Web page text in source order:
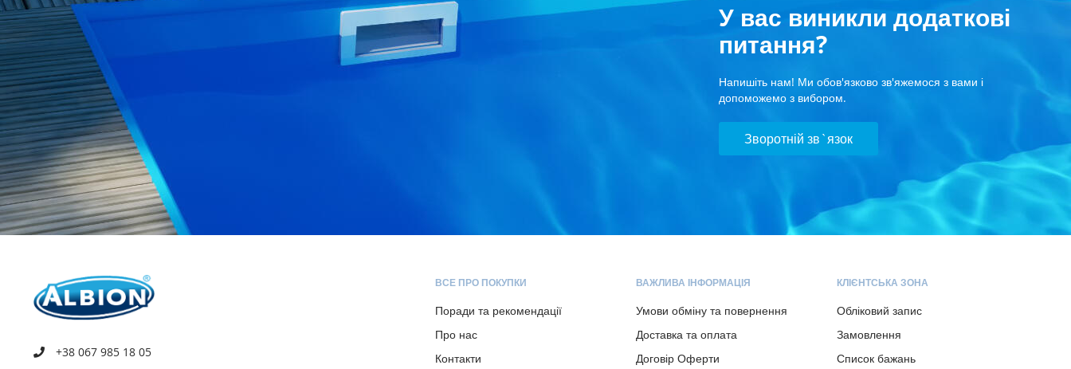
У вас виникли додаткові
питання?
Напишіть нам! Ми обов'язково зв'яжемося з вами і
допоможемо з вибором.
Зворотній зв`язок
+38 067 985 18 05
ВСЕ ПРО ПОКУПКИ
Поради та рекомендації
Про нас
Контакти
ВАЖЛИВА ІНФОРМАЦІЯ
Умови обміну та повернення
Доставка та оплата
Договір Оферти
КЛІЄНТСЬКА ЗОНА
Обліковий запис
Замовлення
Список бажань